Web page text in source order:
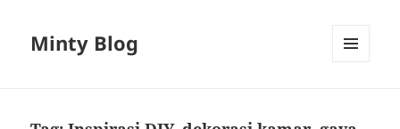
Minty Blog